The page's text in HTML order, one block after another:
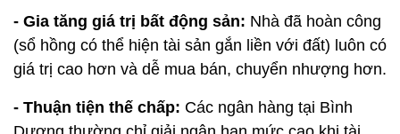
- Gia tăng giá trị bất động sản: Nhà đã hoàn công
(sổ hồng có thể hiện tài sản gắn liền với đất) luôn có
giá trị cao hơn và dễ mua bán, chuyển nhượng hơn.
- Thuận tiện thế chấp: Các ngân hàng tại Bình